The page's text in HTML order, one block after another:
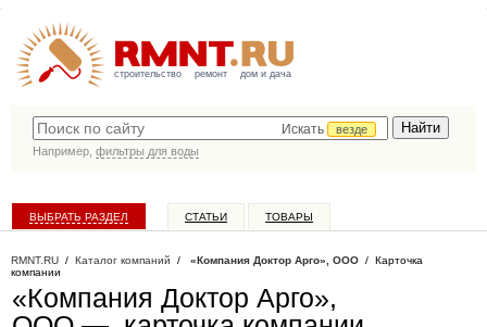
строительство ремонт дом и дача
Искать
везде
Например, фильтры для воды
ВЫБРАТЬ РАЗДЕЛ СТАТЬИ ТОВАРЫ
RMNT.RU / Каталог компаний / «Компания Доктор Арго», ООО / Карточка
компании
«Компания Доктор Арго»,